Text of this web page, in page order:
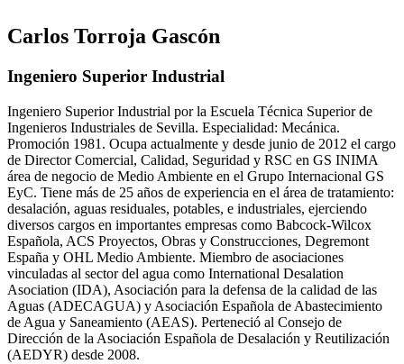
Carlos Torroja Gascón
Ingeniero Superior Industrial
Ingeniero Superior Industrial por la Escuela Técnica Superior de
Ingenieros Industriales de Sevilla. Especialidad: Mecánica.
Promoción 1981. Ocupa actualmente y desde junio de 2012 el cargo
de Director Comercial, Calidad, Seguridad y RSC en GS INIMA
área de negocio de Medio Ambiente en el Grupo Internacional GS
EyC. Tiene más de 25 años de experiencia en el área de tratamiento:
desalación, aguas residuales, potables, e industriales, ejerciendo
diversos cargos en importantes empresas como Babcock-Wilcox
Española, ACS Proyectos, Obras y Construcciones, Degremont
España y OHL Medio Ambiente. Miembro de asociaciones
vinculadas al sector del agua como International Desalation
Asociation (IDA), Asociación para la defensa de la calidad de las
Aguas (ADECAGUA) y Asociación Española de Abastecimiento
de Agua y Saneamiento (AEAS). Perteneció al Consejo de
Dirección de la Asociación Española de Desalación y Reutilización
(AEDYR) desde 2008.